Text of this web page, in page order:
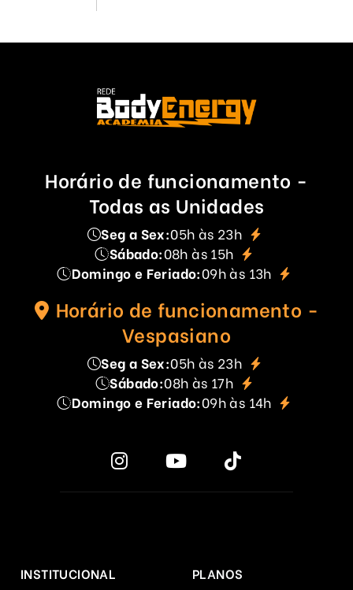
Horário de funcionamento -
Todas as Unidades
Seg a Sex:05h às 23h
Sábado:08h às 15h
Domingo e Feriado:09h às 13h
Horário de funcionamento -
Vespasiano
Seg a Sex:05h às 23h
Sábado:08h às 17h
Domingo e Feriado:09h às 14h
INSTITUCIONAL PLANOS